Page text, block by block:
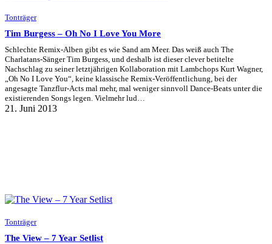
Tonträger
Tim Burgess – Oh No I Love You More
Schlechte Remix-Alben gibt es wie Sand am Meer. Das weiß auch The
Charlatans-Sänger Tim Burgess, und deshalb ist dieser clever betitelte
Nachschlag zu seiner letztjährigen Kollaboration mit Lambchops Kurt Wagner,
„Oh No I Love You“, keine klassische Remix-Veröffentlichung, bei der
angesagte Tanzflur-Acts mal mehr, mal weniger sinnvoll Dance-Beats unter die
existierenden Songs legen. Vielmehr lud…
21. Juni 2013
Tonträger
The View – 7 Year Setlist